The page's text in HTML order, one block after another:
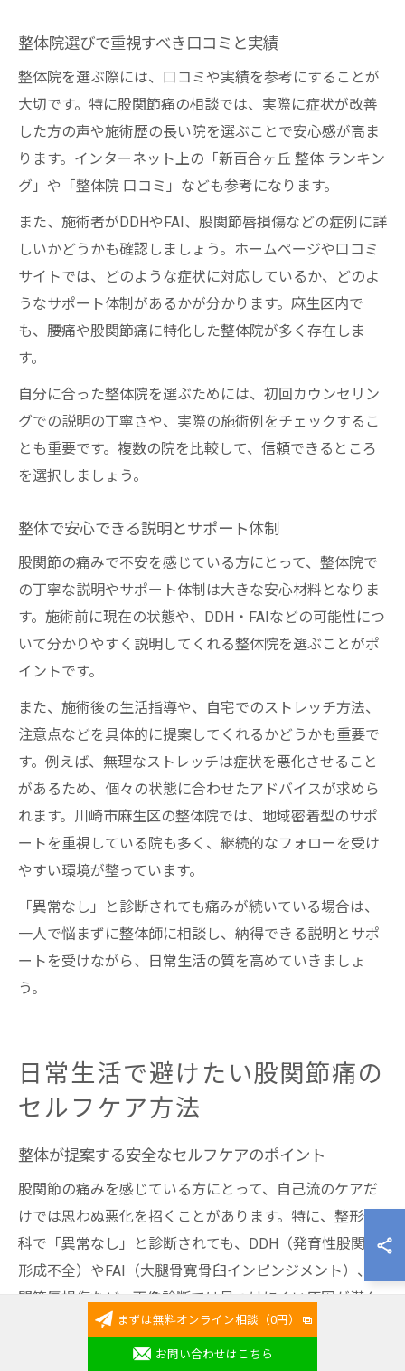
整体院選びで重視すべき口コミと実績
整体院を選ぶ際には、口コミや実績を参考にすることが
大切です。特に股関節痛の相談では、実際に症状が改善
した方の声や施術歴の長い院を選ぶことで安心感が高ま
ります。インターネット上の「新百合ヶ丘 整体 ランキン
グ」や「整体院 口コミ」なども参考になります。
また、施術者がDDHやFAI、股関節唇損傷などの症例に詳
しいかどうかも確認しましょう。ホームページや口コミ
サイトでは、どのような症状に対応しているか、どのよ
うなサポート体制があるかが分かります。麻生区内で
も、腰痛や股関節痛に特化した整体院が多く存在しま
す。
自分に合った整体院を選ぶためには、初回カウンセリン
グでの説明の丁寧さや、実際の施術例をチェックするこ
とも重要です。複数の院を比較して、信頼できるところ
を選択しましょう。
整体で安心できる説明とサポート体制
股関節の痛みで不安を感じている方にとって、整体院で
の丁寧な説明やサポート体制は大きな安心材料となりま
す。施術前に現在の状態や、DDH・FAIなどの可能性につ
いて分かりやすく説明してくれる整体院を選ぶことがポ
イントです。
また、施術後の生活指導や、自宅でのストレッチ方法、
注意点などを具体的に提案してくれるかどうかも重要で
す。例えば、無理なストレッチは症状を悪化させること
があるため、個々の状態に合わせたアドバイスが求めら
れます。川崎市麻生区の整体院では、地域密着型のサポ
ートを重視している院も多く、継続的なフォローを受け
やすい環境が整っています。
「異常なし」と診断されても痛みが続いている場合は、
一人で悩まずに整体師に相談し、納得できる説明とサポ
ートを受けながら、日常生活の質を高めていきましょ
う。
日常生活で避けたい股関節痛の
セルフケア方法
整体が提案する安全なセルフケアのポイント
股関節の痛みを感じている方にとって、自己流のケアだ
けでは思わぬ悪化を招くことがあります。特に、整形外
科で「異常なし」と診断されても、DDH（発育性股関節
形成不全）やFAI（大腿骨寛骨臼インピンジメント）、股
関節唇損傷など、画像診断では見つけにくい原因が潜ん
でいる可能性があるため注意が必要です。
整体では、無理な運動やストレッチを避け、身体の状態
まずは無料オンライン相談（0円）
お問い合わせはこちら